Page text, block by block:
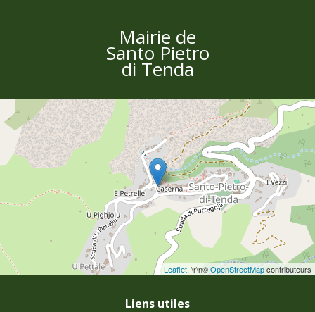
Mairie de
Santo Pietro
di Tenda
Leaflet, \r\n©OpenStreetMapcontributeurs
Liens utiles